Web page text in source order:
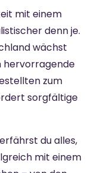
mit einem
denn je.
wächst
hervorragende
zum
sorgfältige
du alles,
mit einem